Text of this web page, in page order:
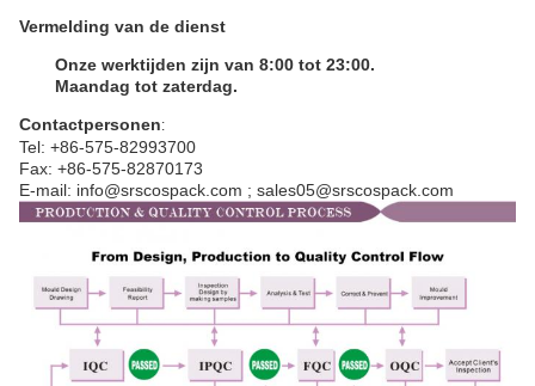
Vermelding van de dienst
Onze werktijden zijn van 8:00 tot 23:00.
Maandag tot zaterdag.
Contactpersonen:
Tel: +86-575-82993700
Fax: +86-575-82870173
E-mail: info@srscospack.com ; sales05@srscospack.com